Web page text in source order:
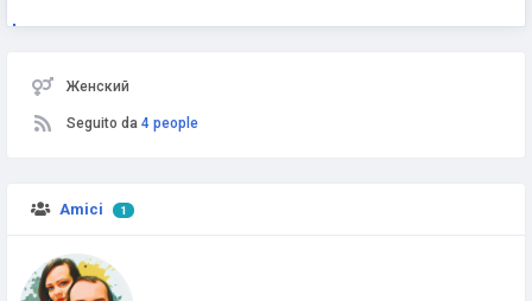
Женский
Seguito da 4 people
Amici 1